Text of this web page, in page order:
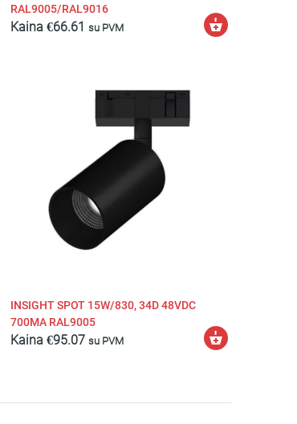
RAL9005/RAL9016
Kaina €66.61 su PVM
Pasirinkti
savybes
INSIGHT SPOT 15W/830, 34D 48VDC
700MA RAL9005
Kaina €95.07 su PVM
Pasirinkti
savybes